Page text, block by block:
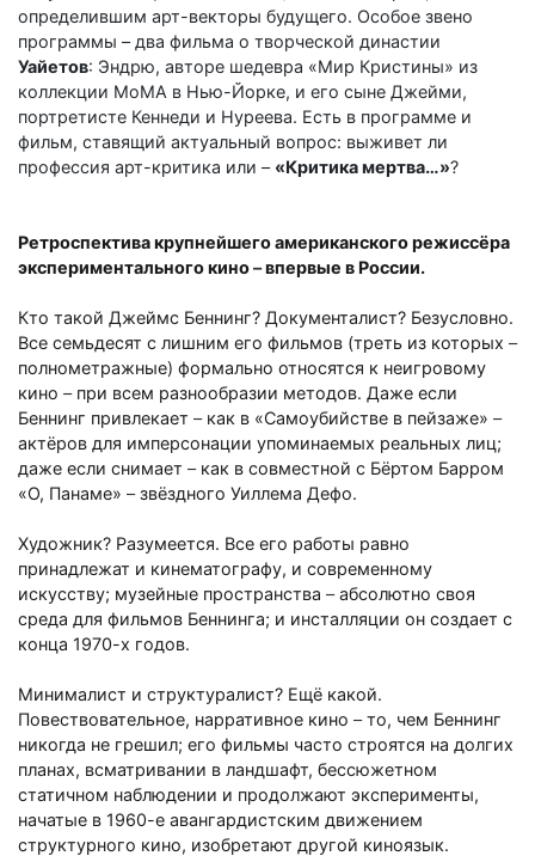
определившим арт-векторы будущего. Особое звено
программы – два фильма о творческой династии
Уайетов: Эндрю, авторе шедевра «Мир Кристины» из
коллекции МоМА в Нью-Йорке, и его сыне Джейми,
портретисте Кеннеди и Нуреева. Есть в программе и
фильм, ставящий актуальный вопрос: выживет ли
профессия арт-критика или – «Критика мертва…»?
Ретроспектива крупнейшего американского режиссёра
экспериментального кино–впервые в России.
Кто такой Джеймс Беннинг? Документалист? Безусловно.
Все семьдесят с лишним его фильмов (треть из которых –
полнометражные) формально относятся к неигровому
кино – при всем разнообразии методов. Даже если
Беннинг привлекает – как в «Самоубийстве в пейзаже» –
актёров для имперсонации упоминаемых реальных лиц;
даже если снимает – как в совместной с Бёртом Барром
«О, Панаме» –звёздного Уиллема Дефо.
Художник? Разумеется. Все его работы равно
принадлежат и кинематографу, и современному
искусству; музейные пространства –абсолютно своя
среда для фильмов Беннинга; и инсталляции он создает с
конца 1970-х годов.
Минималист и структуралист? Ещё какой.
Повествовательное, нарративное кино –то, чем Беннинг
никогда не грешил; его фильмы часто строятся на долгих
планах, всматривании в ландшафт, бессюжетном
статичном наблюдении и продолжают эксперименты,
начатые в 1960-е авангардистским движением
структурного кино, изобретают другой киноязык.